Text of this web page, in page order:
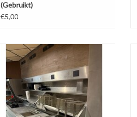
(Gebruikt)
€5,00
Nog te reviseren - De Kuiper friteuse
bakwand 2022 nog als nieuw
TOEVOEGEN AAN WINKELWAGEN